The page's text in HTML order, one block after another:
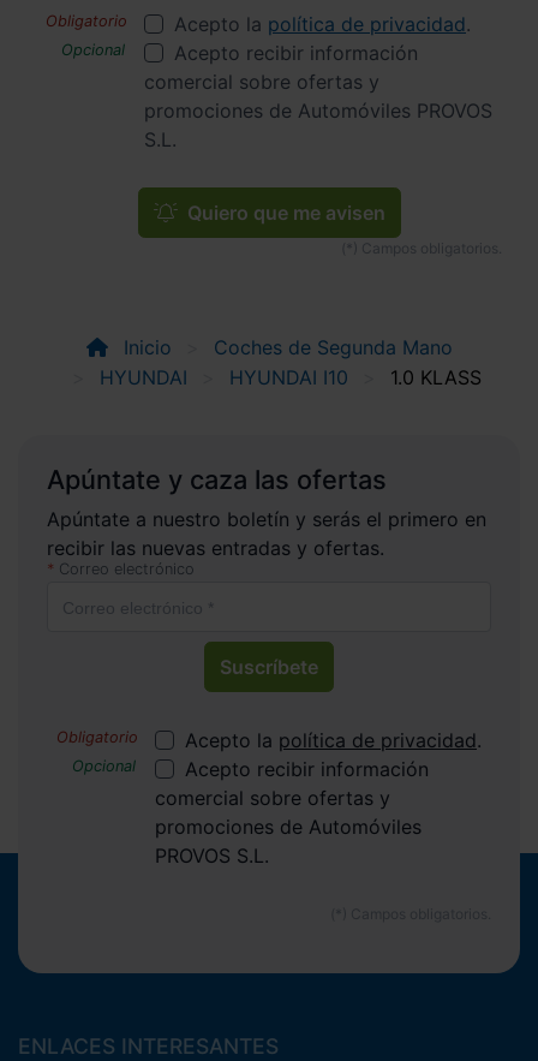
Acepto la política de privacidad.
Acepto recibir información
comercial sobre ofertas y
promociones de Automóviles PROVOS
S.L.
Quiero que me avisen
Inicio
Coches de Segunda Mano
HYUNDAI
HYUNDAI I10 1.0 KLASS
Apúntate y caza las ofertas
Apúntate a nuestro boletín y serás el primero en
recibir las nuevas entradas y ofertas.
Correo electrónico
Suscríbete
Acepto la política de privacidad.
Acepto recibir información
comercial sobre ofertas y
promociones de Automóviles
PROVOS S.L.
ENLACES INTERESANTES